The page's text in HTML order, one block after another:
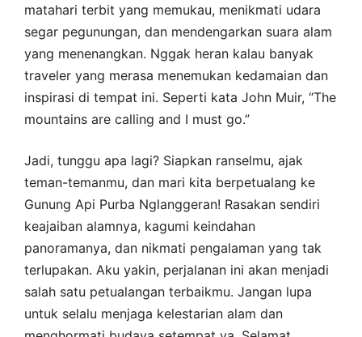
matahari terbit yang memukau, menikmati udara
segar pegunungan, dan mendengarkan suara alam
yang menenangkan. Nggak heran kalau banyak
traveler yang merasa menemukan kedamaian dan
inspirasi di tempat ini. Seperti kata John Muir, “The
mountains are calling and I must go.”
Jadi, tunggu apa lagi? Siapkan ranselmu, ajak
teman-temanmu, dan mari kita berpetualang ke
Gunung Api Purba Nglanggeran! Rasakan sendiri
keajaiban alamnya, kagumi keindahan
panoramanya, dan nikmati pengalaman yang tak
terlupakan. Aku yakin, perjalanan ini akan menjadi
salah satu petualangan terbaikmu. Jangan lupa
untuk selalu menjaga kelestarian alam dan